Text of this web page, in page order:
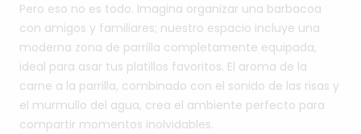
Pero eso no es todo. Imagina organizar una barbacoa
con amigos y familiares; nuestro espacio incluye una
moderna zona de parrilla completamente equipada,
ideal para asar tus platillos favoritos. El aroma de la
carne a la parrilla, combinado con el sonido de las risas y
el murmullo del agua, crea el ambiente perfecto para
compartir momentos inolvidables.